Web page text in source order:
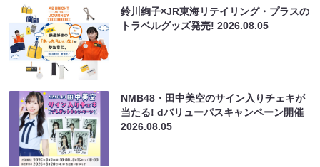
鈴川絢子×JR東海リテイリング・プラスの
トラベルグッズ発売!2026.08.05
NMB48・田中美空のサイン入りチェキが
当たる! dバリューパスキャンペーン開催
2026.08.05